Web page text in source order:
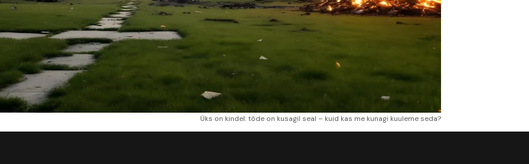
Üks on kindel: tõde on kusagil seal – kuid kas me kunagi kuuleme seda?